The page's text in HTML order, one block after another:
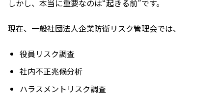
しかし、本当に重要なのは“起きる前”です。
現在、一般社団法人企業防衛リスク管理会では、
役員リスク調査
社内不正兆候分析
ハラスメントリスク調査